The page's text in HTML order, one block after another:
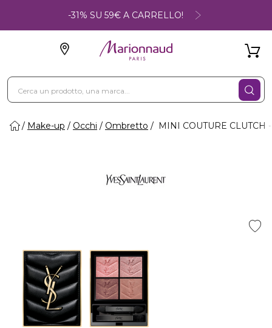
-31% SU 59€ A CARRELLO!
Make-up Occhi Ombretto MINI COUTURE CLUTCH